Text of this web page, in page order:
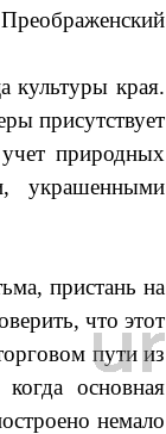
культуры края.
присутствует
природных
украшенными
пристань на
что этот
пути из
основная
немало